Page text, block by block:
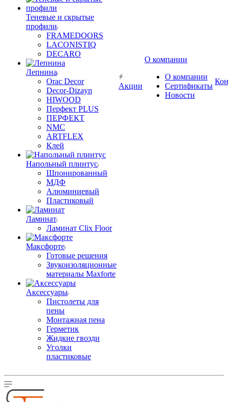
Теневые и скрытые
профили
FRAMEDOORS
LACONISTIQ
DECARO
Лепнина
Orac Decor
Decor-Dizayn
HIWOOD
Перфект PLUS
ПЕРФЕКТ
NMC
ARTFLEX
Клей
Напольный плинтус
Шпонированный
МДФ
Алюминиевый
Пластиковый
Ламинат
Ламинат Clix Floor
Максфорте
Готовые решения
Звукоизоляционные
материалы Maxforte
Аксессуары
Пистолеты для
пены
Монтажная пена
Герметик
Жидкие гвозди
Уголки
пластиковые
Акции
О компании
О компании
Сертификаты
Новости